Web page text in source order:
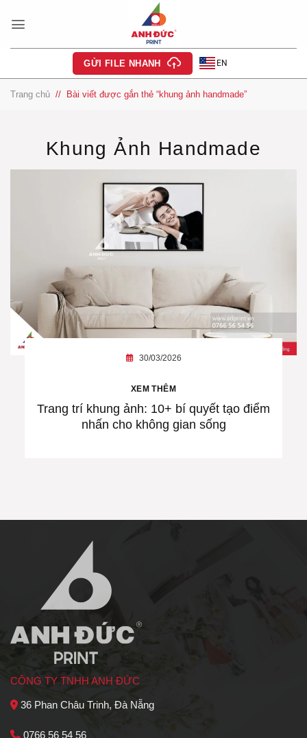
qua
GỬI FILE NHANH EN
Trang chủ / Bài viết được gắn thẻ “khung ảnh handmade”
Khung Ảnh Handmade
Trang trí khung ảnh: 10+ bí quyết tạo điểm
nhấn cho không gian sống
30/03/2026
XEM THÊM
CÔNG TY TNHH ANH ĐỨC
36 Phan Châu Trinh, Đà Nẵng
0766 56 54 56